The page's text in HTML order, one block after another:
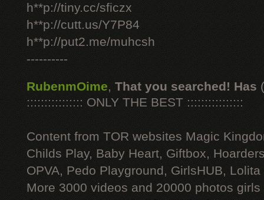
h**p://tiny.cc/sficzx
h**p://cutt.us/Y7P84
h**p://put2.me/muhcsh
----------
RubenmOime, That you searched! Has
:::::::::::::::: ONLY THE BEST ::::::::::::::::
Content from TOR websites Magic
Childs Play, Baby Heart, Giftbox,
OPVA, Pedo Playground, GirlsHUB, Lolita
More 3000 videos and 20000 photos